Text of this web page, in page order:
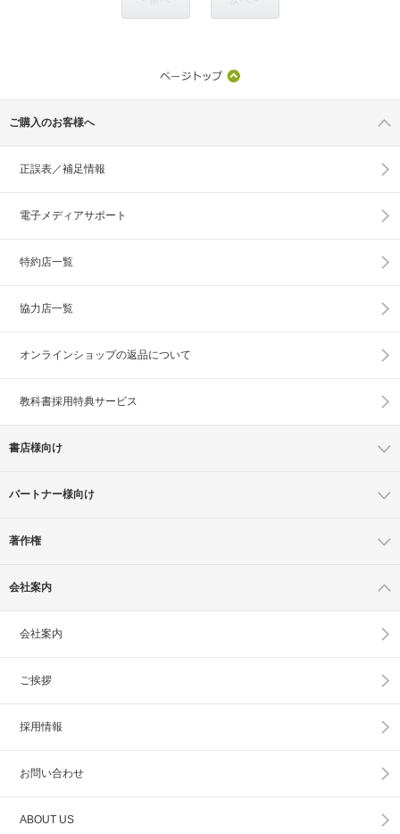
ご購入のお客様へ
正誤表／補足情報
電子メディアサポート
特約店一覧
協力店一覧
オンラインショップの返品について
教科書採用特典サービス
書店様向け
パートナー様向け
著作権
会社案内
会社案内
ご挨拶
採用情報
お問い合わせ
ABOUT US